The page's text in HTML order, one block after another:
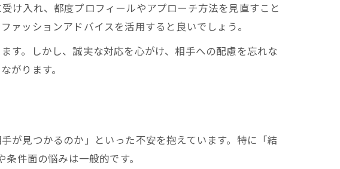
は
られる特徴
行動習慣
工夫と戦略
での落とし穴
とめ
ポイント
け入れ、都度プロフィールやアプローチ方法を見直すこと
ッションアドバイスを活用すると良いでしょう。
す。しかし、誠実な対応を心がけ、相手への配慮を忘れな
がります。
が見つかるのか」といった不安を抱えています。特に「結
件面の悩みは一般的です。